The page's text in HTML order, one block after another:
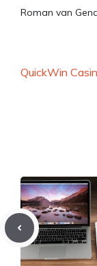
Roman van
QuickWin